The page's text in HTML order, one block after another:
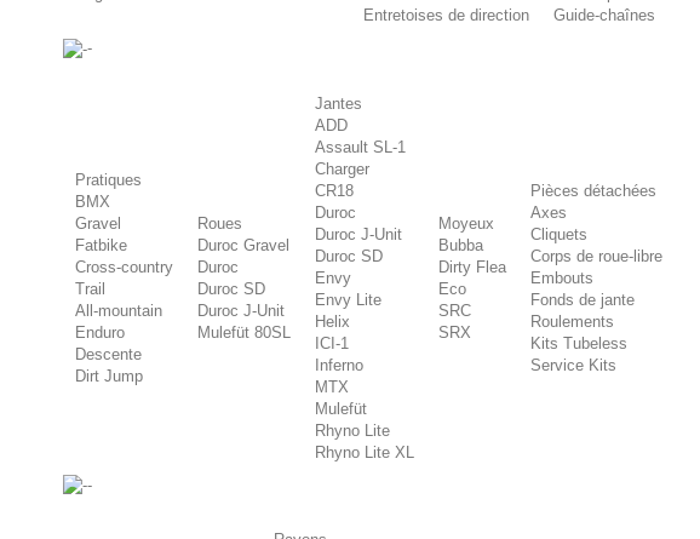
Entretoises de direction
Guide-chaînes
-
Pratiques
BMX
Gravel
Fatbike
Cross-country
Trail
All-mountain
Enduro
Descente
Dirt Jump
Roues
Duroc Gravel
Duroc
Duroc SD
Duroc J-Unit
Mulefüt 80SL
Jantes
ADD
Assault SL-1
Charger
CR18
Duroc
Duroc J-Unit
Duroc SD
Envy
Envy Lite
Helix
ICI-1
Inferno
MTX
Mulefüt
Rhyno Lite
Rhyno Lite XL
Moyeux
Bubba
Dirty Flea
Eco
SRC
SRX
Pièces détachées
Axes
Cliquets
Corps de roue-libre
Embouts
Fonds de jante
Roulements
Kits Tubeless
Service Kits
-